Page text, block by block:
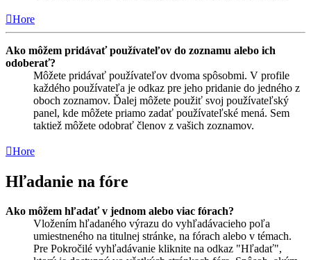
Hore
Ako môžem pridávať používateľov do zoznamu alebo ich
odoberať?
Môžete pridávať používateľov dvoma spôsobmi. V profile
každého používateľa je odkaz pre jeho pridanie do jedného z
oboch zoznamov. Ďalej môžete použiť svoj používateľský
panel, kde môžete priamo zadať používateľské mená. Sem
taktiež môžete odobrať členov z vašich zoznamov.
Hore
Hľadanie na fóre
Ako môžem hľadať v jednom alebo viac fórach?
Vložením hľadaného výrazu do vyhľadávacieho poľa
umiestneného na titulnej stránke, na fórach alebo v témach.
Pre Pokročilé vyhľadávanie kliknite na odkaz "Hľadať",